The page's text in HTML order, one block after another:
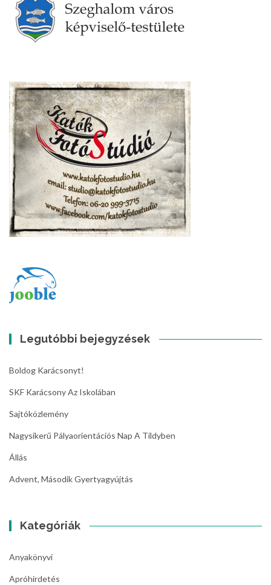
Legutóbbi bejegyzések
Boldog Karácsonyt!
SKF Karácsony Az Iskolában
Sajtóközlemény
Nagysikerű Pályaorientációs Nap A Tildyben
Állás
Advent, Második Gyertyagyújtás
Kategóriák
Anyakönyvi
Apróhirdetés